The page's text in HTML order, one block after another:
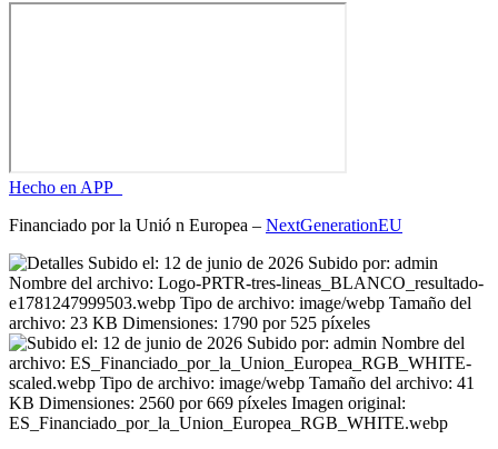
Hecho en APP_
Financiado por la Unió n Europea – NextGenerationEU